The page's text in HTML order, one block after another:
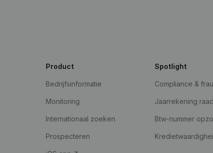
Product
Bedrijfsinformatie
Monitoring
Internationaal zoeken
Prospecteren
Spotlight
Compliance &
Jaarrekening
Btw-nummer